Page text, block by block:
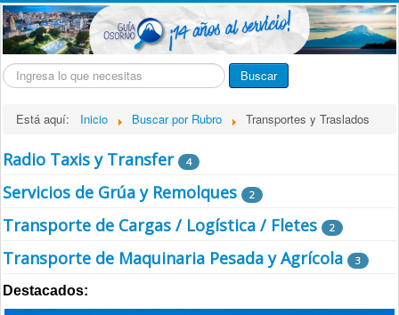
Buscar... Buscar
Está aquí: Inicio Buscar por Rubro Transportes y Traslados
Radio Taxis y Transfer 4
Servicios de Grúa y Remolques 2
Transporte de Cargas / Logística / Fletes 2
Transporte de Maquinaria Pesada y Agrícola 3
Destacados: